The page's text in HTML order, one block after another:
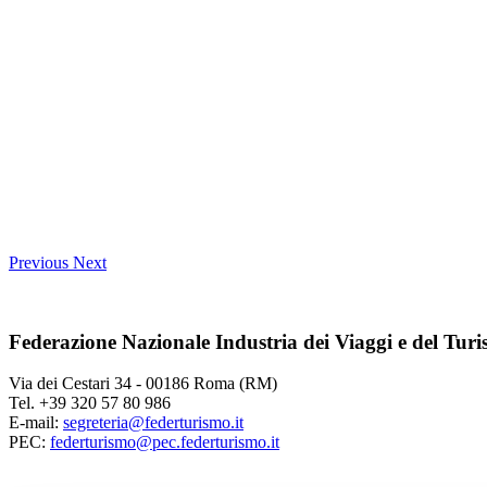
Previous Next
Federazione Nazionale Industria dei Viaggi e del
Via dei Cestari 34 - 00186 Roma (RM)
Tel. +39 320 57 80 986
E-mail: segreteria@federturismo.it
PEC: federturismo@pec.federturismo.it